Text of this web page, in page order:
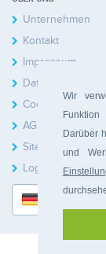
Wir
Darüber
und
Unternehmen
Kontakt
Impressum
Cookies
AGB
Sitemap
Login